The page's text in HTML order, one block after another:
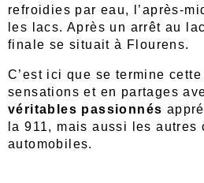
refroidies par eau, l’après-
les lacs. Après un arrêt au
finale se situait à Flourens.
C’est ici que se termine
sensations et en partages
véritables passionnés
la 911, mais aussi les autres
automobiles.